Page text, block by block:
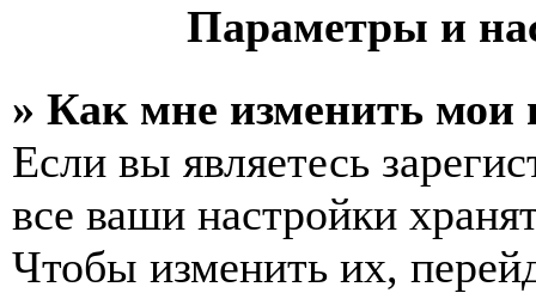
Параметры и
» Как мне изменить мои
Если вы являетесь
все ваши настройки
Чтобы изменить их,